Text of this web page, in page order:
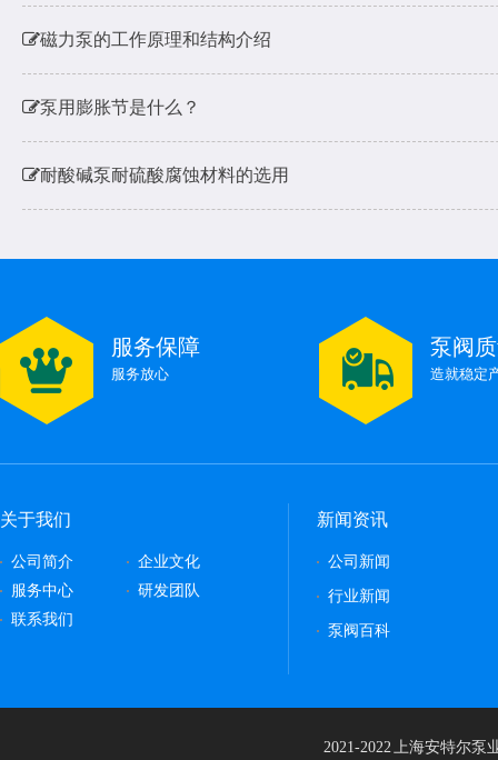
磁力泵的工作原理和结构介绍
服务保障
服务放心
泵阀
造就稳定
关于我们
公司简介
企业文化
服务中心
研发团队
联系我们
新闻资讯
公司新闻
行业新闻
泵阀百科
2021-2022 上海安特尔